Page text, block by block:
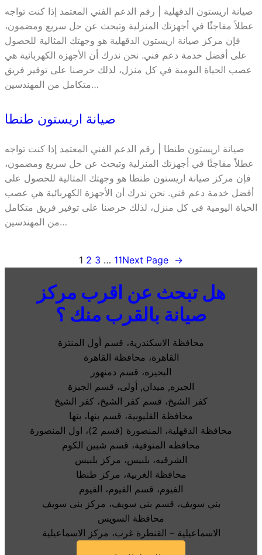
صيانة اريستون الدقهلية | رقم الدعم الفني المعتمد إذا كنت تواجه
عطلاً مفاجئًا في أجهزتك المنزلية وتبحث عن حل سريع ومضمون،
فإن مركز صيانة اريستون الدقهلية هو وجهتك المثالية للحصول
على أفضل خدمة دعم فني. نحن ندرك أن الأجهزة الكهربائية هي
عصب الحياة اليومية في كل منزل، لذلك حرصنا على توفير فريق
متكامل من المهندسين…
صيانة اريستون طنطا
صيانة اريستون طنطا | رقم الدعم الفني المعتمد إذا كنت تواجه
عطلاً مفاجئًا في أجهزتك المنزلية وتبحث عن حل سريع ومضمون،
فإن مركز صيانة اريستون طنطا هو وجهتك المثالية للحصول على
أفضل خدمة دعم فني. نحن ندرك أن الأجهزة الكهربائية هي عصب
الحياة اليومية في كل منزل، لذلك حرصنا على توفير فريق متكامل
من المهندسين…
1 2 3 … 11Next Page →
هل تبحث عن اقرب مركز
صيانة بالقرب منك ؟
محافظة الاسكندرية، قسم أول المنتزة
القاهرة، محافظة القاهرة
البحيره، قسم دمنهور
الجيزه, ميدان, أولى، قسم الجيزة
كفر الشيخ، قسم كفر الشيخ، كفر الشيخ
محافظة القليوبية، قسم بنها، بنها
محافظة الدقهلية، المنصورة (قسم 2)، اول المنصورة
محافظه المنوفية، قسم شبين الكوم
الشرقيه، بلبيس، مركز بلبيس
محافظة الغربية، مركز طنطا
الفيوم، قسم الفيوم، الفيوم
بني سويف، قسم بني سويف، مركز بنى سويف
محافظة السويس
الاسماعيلية – القنطرة غرب، مركز الاسماعيلية